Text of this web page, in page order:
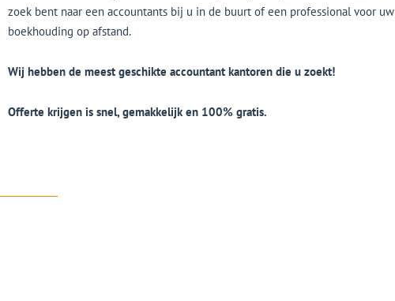
zoek bent naar een accountants bij u in de buurt of een professional voor uw
boekhouding op afstand.
Wij hebben de meest geschikte accountant kantoren die u zoekt!
Offerte krijgen is snel, gemakkelijk en 100% gratis.